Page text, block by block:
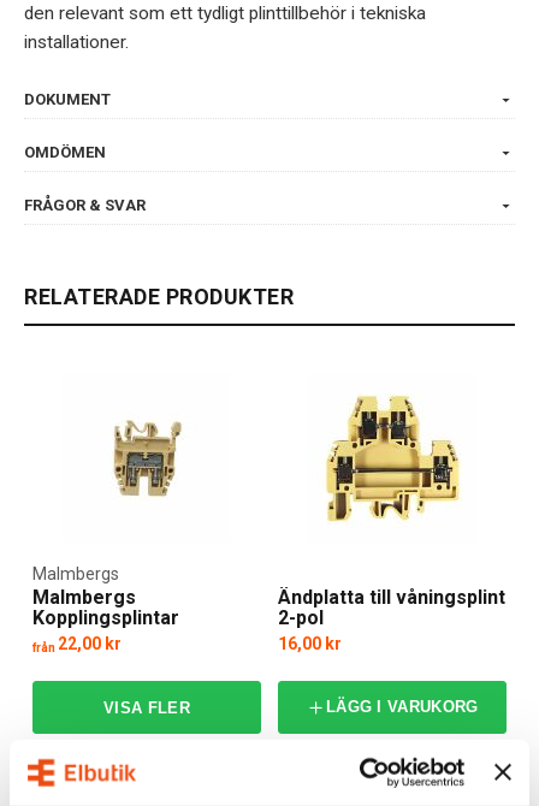
den relevant som ett tydligt plinttillbehör i tekniska
installationer.
DOKUMENT
OMDÖMEN
FRÅGOR & SVAR
RELATERADE PRODUKTER
Malmbergs
Kopplingsplintar
Malmbergs
från 22,00 kr
Ändplatta till våningsplint
2-pol
16,00 kr
LÄGG I VARUKORG